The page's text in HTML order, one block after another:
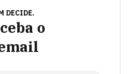
DECIDE.
o